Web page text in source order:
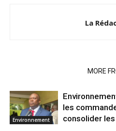
La
MORE
Environnement
les
consolider